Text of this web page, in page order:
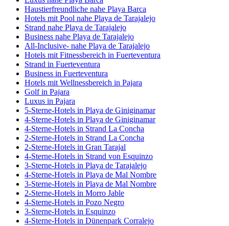
Haustierfreundliche nahe Playa Barca
Hotels mit Pool nahe Playa de Tarajalejo
Strand nahe Playa de Tarajalejo
Business nahe Playa de Tarajalejo
All-Inclusive- nahe Playa de Tarajalejo
Hotels mit Fitnessbereich in Fuerteventura
Strand in Fuerteventura
Business in Fuerteventura
Hotels mit Wellnessbereich in Pajara
Golf in Pajara
Luxus in Pajara
5-Sterne-Hotels in Playa de Giniginamar
4-Sterne-Hotels in Playa de Giniginamar
4-Sterne-Hotels in Strand La Concha
2-Sterne-Hotels in Strand La Concha
2-Sterne-Hotels in Gran Tarajal
4-Sterne-Hotels in Strand von Esquinzo
3-Sterne-Hotels in Playa de Tarajalejo
4-Sterne-Hotels in Playa de Mal Nombre
3-Sterne-Hotels in Playa de Mal Nombre
2-Sterne-Hotels in Morro Jable
4-Sterne-Hotels in Pozo Negro
3-Sterne-Hotels in Esquinzo
4-Sterne-Hotels in Dünenpark Corralejo